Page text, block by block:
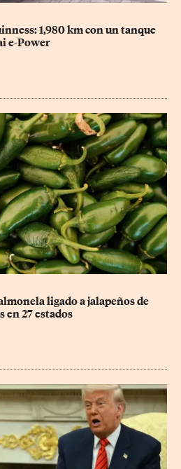
1,980 km con un tanque
e-Power
ligado a jalapeños de
en 27 estados